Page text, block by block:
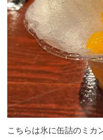
こちらは氷に缶詰のミカ